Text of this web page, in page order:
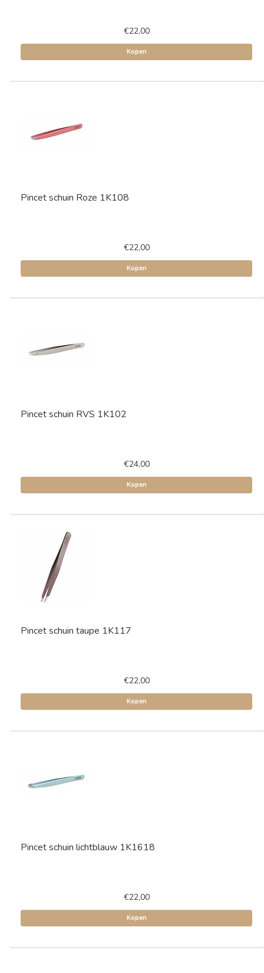
€22,00
Kopen
Pincet schuin Roze 1K108
€22,00
Kopen
Pincet schuin RVS 1K102
€24,00
Kopen
Pincet schuin taupe 1K117
€22,00
Kopen
Pincet schuin lichtblauw 1K1618
€22,00
Kopen